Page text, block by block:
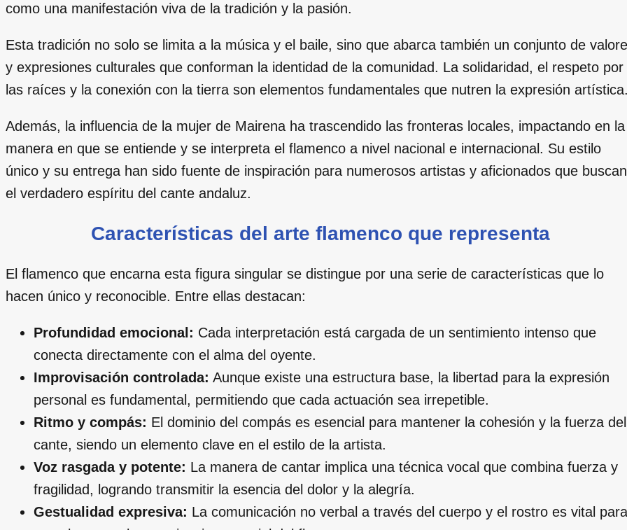
como una manifestación viva de la tradición y la pasión.
Esta tradición no solo se limita a la música y el baile, sino que abarca también un conjunto de
y expresiones culturales que conforman la identidad de la comunidad. La solidaridad, el respeto por
las raíces y la conexión con la tierra son elementos fundamentales que nutren la expresión
Además, la influencia de la mujer de Mairena ha trascendido las fronteras locales, impactando en la
manera en que se entiende y se interpreta el flamenco a nivel nacional e internacional. Su estilo
único y su entrega han sido fuente de inspiración para numerosos artistas y aficionados que buscan
el verdadero espíritu del cante andaluz.
Características del arte flamenco que representa
El flamenco que encarna esta figura singular se distingue por una serie de características que lo
hacen único y reconocible. Entre ellas destacan:
Profundidad emocional: Cada interpretación está cargada de un sentimiento intenso que
conecta directamente con el alma del oyente.
Improvisación controlada: Aunque existe una estructura base, la libertad para la expresión
personal es fundamental, permitiendo que cada actuación sea irrepetible.
Ritmo y compás: El dominio del compás es esencial para mantener la cohesión y la fuerza del
cante, siendo un elemento clave en el estilo de la artista.
Voz rasgada y potente: La manera de cantar implica una técnica vocal que combina fuerza y
fragilidad, logrando transmitir la esencia del dolor y la alegría.
Gestualidad expresiva: La comunicación no verbal a través del cuerpo y el rostro es vital para